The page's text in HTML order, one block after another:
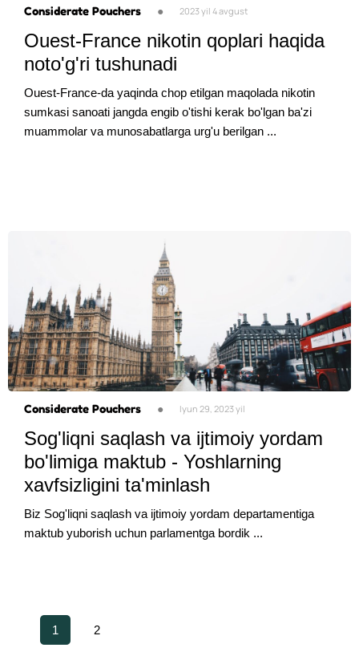
Considerate Pouchers ● 2023 yil 4 avgust
Ouest-France nikotin qoplari haqida
noto'g'ri tushunadi
Ouest-France-da yaqinda chop etilgan maqolada nikotin
sumkasi sanoati jangda engib o'tishi kerak bo'lgan ba'zi
muammolar va munosabatlarga urg'u berilgan ...
Considerate Pouchers ● Iyun 29, 2023 yil
Sog'liqni saqlash va ijtimoiy yordam
bo'limiga maktub - Yoshlarning
xavfsizligini ta'minlash
Biz Sog'liqni saqlash va ijtimoiy yordam departamentiga
maktub yuborish uchun parlamentga bordik ...
1 2